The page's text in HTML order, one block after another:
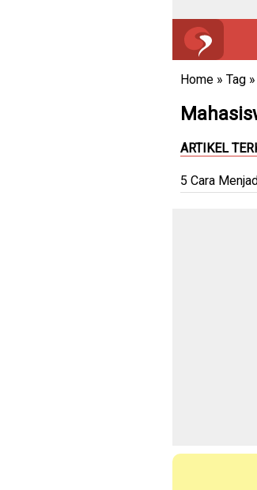
Home » Tag »
ARTIKEL
5 Cara